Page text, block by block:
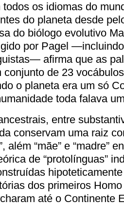
os idiomas do
do planeta desde
do biólogo evolutivo
por Pagel
afirma que as
conjunto de 23
o planeta era um só
toda falava
entre
conservam uma raiz
além “mãe” e “madre”
de “protolínguas”
dos primeiros
até o Continente